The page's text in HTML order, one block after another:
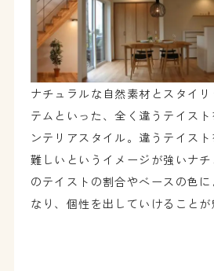
ナチュラルな自然素材とスタイ
テムといった、全く違うテイス
ンテリアスタイル。違うテイスト
難しいというイメージが強いナ
のテイストの割合やベースの色
なり、個性を出していけることが